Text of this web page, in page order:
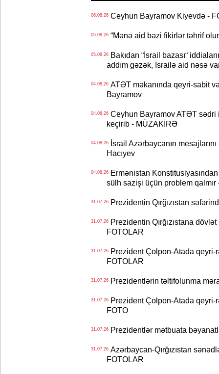
06.08.26Ceyhun Bayramov Kiyevdə -
05.08.26“Mənə aid bəzi fikirlər təhrif
05.08.26Bakıdan “İsrail bazası“
addım gəzək, İsrailə aid nəsə
04.08.26ATƏT məkanında qeyri-sabit
Bayramov
04.08.26Ceyhun Bayramov ATƏT sədri
keçirib - MÜZAKİRƏ
04.08.26İsrail Azərbaycanın
Hacıyev
04.08.26Ermənistan Konstitusiyasından
sülh sazişi üçün problem qalmır
31.07.26Prezidentin Qırğızıstan
31.07.26Prezidentin Qırğızıstana dövlət
FOTOLAR
31.07.26Prezident Çolpon-Atada qeyri-
FOTOLAR
31.07.26Prezidentlərin təltifolunma
31.07.26Prezident Çolpon-Atada qeyri-
FOTO
31.07.26Prezidentlər mətbuata
31.07.26Azərbaycan-Qırğızıstan
FOTOLAR